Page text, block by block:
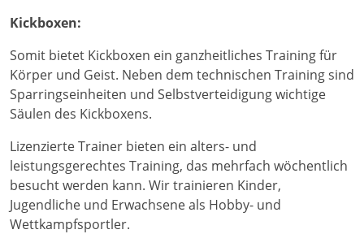
Kickboxen:
Somit bietet Kickboxen ein ganzheitliches Training für
Körper und Geist. Neben dem technischen Training sind
Sparringseinheiten und Selbstverteidigung wichtige
Säulen des Kickboxens.
Lizenzierte Trainer bieten ein alters- und
leistungsgerechtes Training, das mehrfach wöchentlich
besucht werden kann. Wir trainieren Kinder,
Jugendliche und Erwachsene als Hobby- und
Wettkampfsportler.